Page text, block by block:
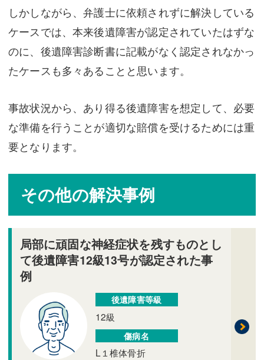
しかしながら、弁護士に依頼されずに解決している
ケースでは、本来後遺障害が認定されていたはずな
のに、後遺障害診断書に記載がなく認定されなかっ
たケースも多々あることと思います。
事故状況から、あり得る後遺障害を想定して、必要
な準備を行うことが適切な賠償を受けるためには重
要となります。
その他の解決事例
局部に頑固な神経症状を残すものとし
て後遺障害12級13号が認定された事
例
後遺障害等級
12級
傷病名
L１椎体骨折